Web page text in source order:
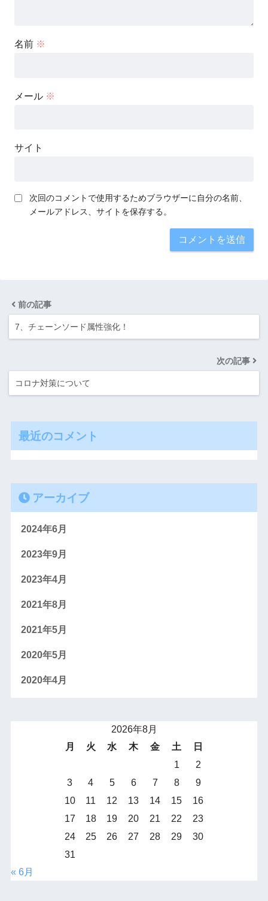
名前 ※
メール ※
サイト
次回のコメントで使用するためブラウザーに自分の名前、
メールアドレス、サイトを保存する。
前の記事
7、チェーンソード属性強化！
次の記事
コロナ対策について
最近のコメント
アーカイブ
2024年6月
2023年9月
2023年4月
2021年8月
2021年5月
2020年5月
2020年4月
2026年8月
月
火 水 木 金 土
日
1
2
3
4 5 6 7 8
9
10
11 12 13 14 15
16
17
18 19 20 21 22
23
24
25 26 27 28 29
30
31
« 6月